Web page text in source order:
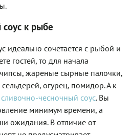
к рыбе
идеально сочетается с рыбой и
гостей, то для начала
жареные сырные палочки,
огурец, помидор. А к
сливочно-чесночный соус. Вы
минимум времени, а
ожидания. В отличие от